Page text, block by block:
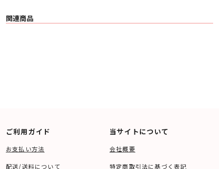
関連商品
ご利用ガイド
お支払い方法
配送/送料について
当サイトについて
会社概要
特定商取引法に基づく表記